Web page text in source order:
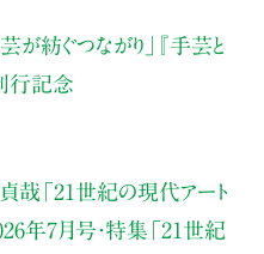
芸が紡ぐつながり」
『手芸と
行記念
哉 「21世紀の現代アート
年7月号・特集「21世紀